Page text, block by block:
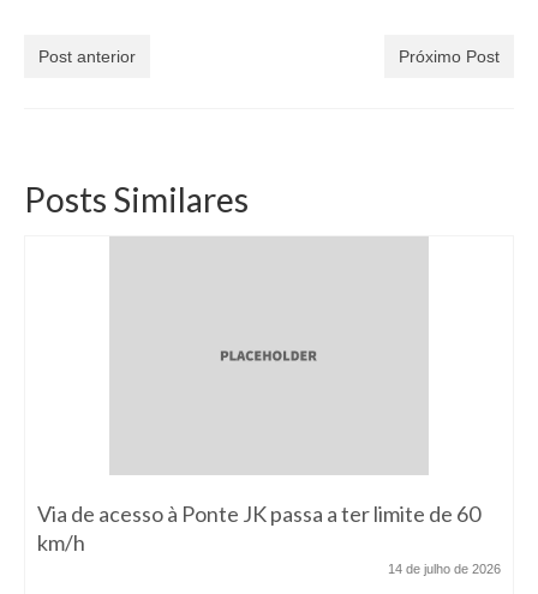
Post anterior Próximo Post
Posts Similares
Via de acesso à Ponte JK passa a ter limite de 60
km/h
14 de julho de 2026